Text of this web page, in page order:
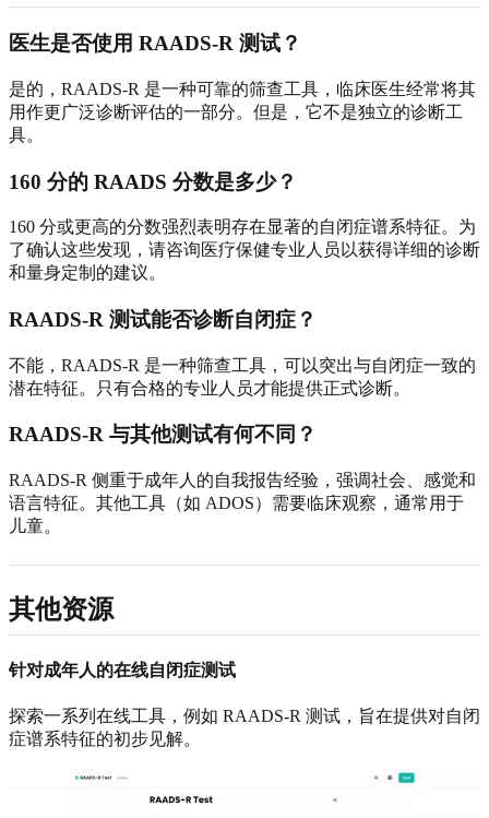
医生是否使用 RAADS-R 测试？
是的，RAADS-R 是一种可靠的筛查工具，临床医生经常将其
用作更广泛诊断评估的一部分。但是，它不是独立的诊断工
具。
160 分的 RAADS 分数是多少？
160 分或更高的分数强烈表明存在显著的自闭症谱系特征。为
了确认这些发现，请咨询医疗保健专业人员以获得详细的诊断
和量身定制的建议。
RAADS-R 测试能否诊断自闭症？
不能，RAADS-R 是一种筛查工具，可以突出与自闭症一致的
潜在特征。只有合格的专业人员才能提供正式诊断。
RAADS-R 与其他测试有何不同？
RAADS-R 侧重于成年人的自我报告经验，强调社会、感觉和
语言特征。其他工具（如 ADOS）需要临床观察，通常用于
儿童。
其他资源
针对成年人的在线自闭症测试
探索一系列在线工具，例如 RAADS-R 测试，旨在提供对自闭
症谱系特征的初步见解。